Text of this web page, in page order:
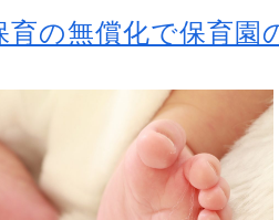
育の無償化で保育園